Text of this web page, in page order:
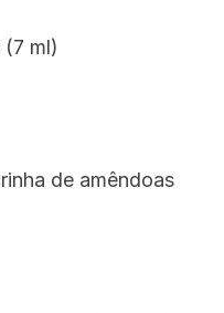
(7 ml)
de amêndoas